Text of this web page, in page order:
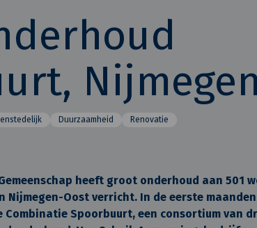
Nijmegen
Duurzaamheid Renovatie
heeft groot onderhoud aan 501
Oost verricht. In de eerste maanden
Combinatie Spoorbuurt, een consortium van